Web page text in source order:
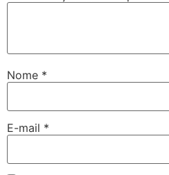
Nome *
E-mail *